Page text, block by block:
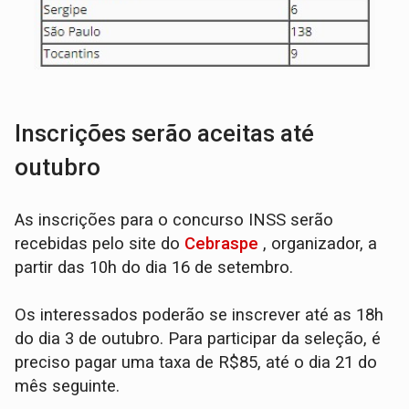
Inscrições serão aceitas até
outubro
As inscrições para o concurso INSS serão
recebidas pelo site do Cebraspe , organizador, a
partir das 10h do dia 16 de setembro.
Os interessados poderão se inscrever até as 18h
do dia 3 de outubro. Para participar da seleção, é
preciso pagar uma taxa de R$85, até o dia 21 do
mês seguinte.